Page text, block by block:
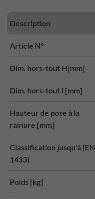
Description
Article N°
Dim. hors-tout H[mm]
Dim. hors-tout l [mm]
Hauteur de pose à la
rainure [mm]
Classification jusqu'à (EN
1433)
Poids [kg]